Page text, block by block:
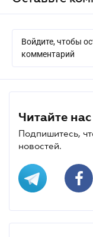
Войдите, чтобы
комментарий
Читайте
Подпишитесь,
новостей.